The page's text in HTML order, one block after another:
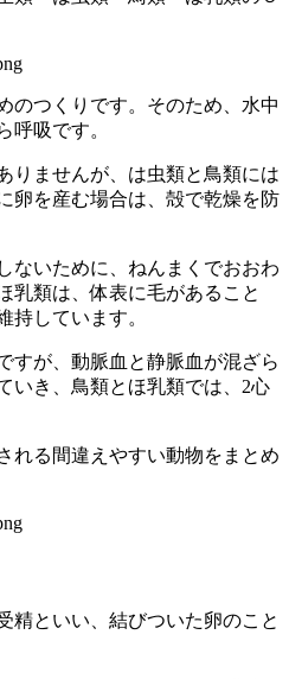
のつくりです。そのため、水中
呼吸です。
りませんが、は虫類と鳥類には
卵を産む場合は、殻で乾燥を防
ないために、ねんまくでおおわ
乳類は、体表に毛があること
持しています。
すが、動脈血と静脈血が混ざら
いき、鳥類とほ乳類では、2心
れる間違えやすい動物をまとめ
精といい、結びついた卵のこと